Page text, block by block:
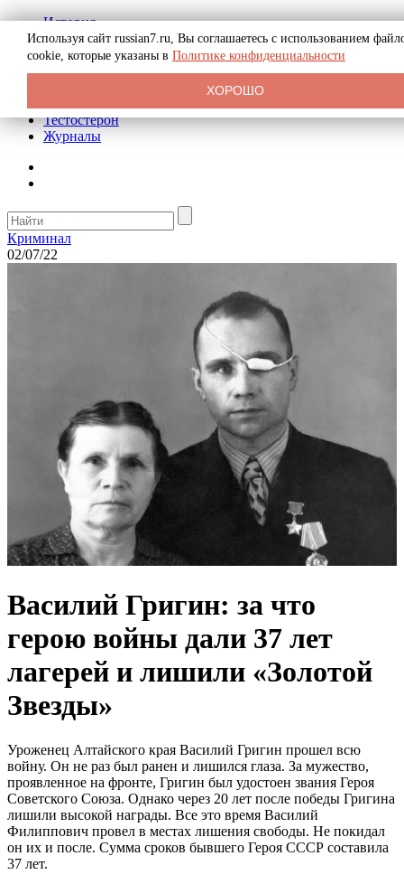
История
Биография
Криминал
Реклама на сайте
Тестостерон
Журналы
Криминал
02/07/22
Василий Григин: за что
герою войны дали 37 лет
лагерей и лишили «Золотой
Звезды»
Уроженец Алтайского края Василий Григин прошел всю
войну. Он не раз был ранен и лишился глаза. За мужество,
проявленное на фронте, Григин был удостоен звания Героя
Советского Союза. Однако через 20 лет после победы Григина
лишили высокой награды. Все это время Василий
Филиппович провел в местах лишения свободы. Не покидал
он их и после. Сумма сроков бывшего Героя СССР составила
37 лет.
Используя сайт russian7.ru, Вы соглашаетесь с использованием
cookie, которые указаны в Политике конфиденциальности
ХОРОШО